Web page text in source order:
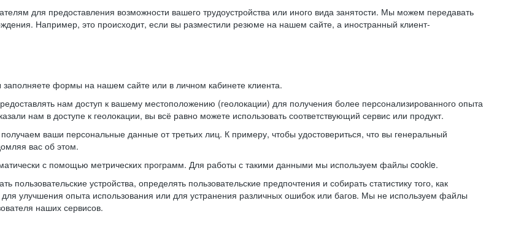
для предоставления возможности вашего трудоустройства или иного вида занятости. Мы можем передавать
Например, это происходит, если вы разместили резюме на нашем сайте, а иностранный клиент-
формы на нашем сайте или в личном кабинете клиента.
нам доступ к вашему местоположению (геолокации) для получения более персонализированного опыта
нам в доступе к геолокации, вы всё равно можете использовать соответствующий сервис или продукт.
ваши персональные данные от третьих лиц. К примеру, чтобы удостовериться, что вы генеральный
вас об этом.
с помощью метрических программ. Для работы с такими данными мы используем файлы cookie.
устройства, определять пользовательские предпочтения и собирать статистику того, как
улучшения опыта использования или для устранения различных ошибок или багов. Мы не используем файлы
наших сервисов.